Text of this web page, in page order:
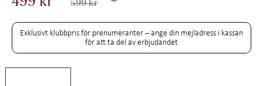
599 kr
Exklusivt klubbpris för prenumeranter – ange din mejladress i kassan
för att ta del av erbjudandet